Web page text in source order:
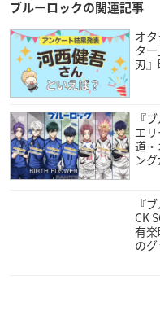
ブルーロックの関連記事
オ
タ
刃
『
エ
道
ン
『
CK
有
の